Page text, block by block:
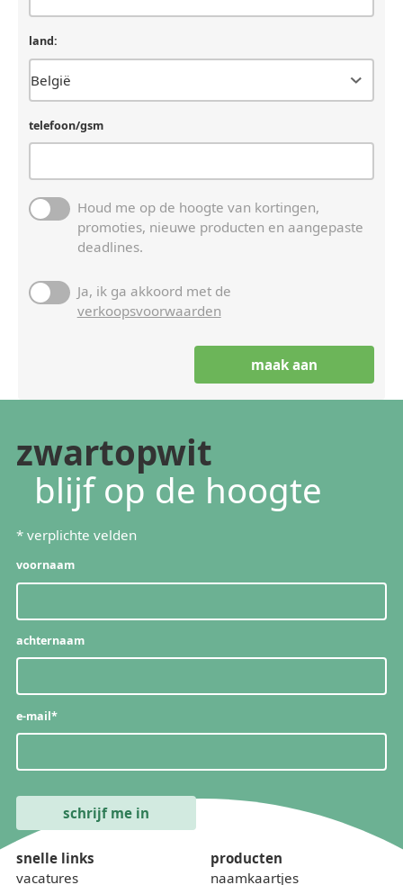
land:
telefoon/gsm
Houd me op de hoogte van kortingen,
promoties, nieuwe producten en aangepaste
deadlines.
Ja, ik ga akkoord met de
verkoopsvoorwaarden
zwartopwit
blijf op de hoogte
* verplichte velden
voornaam
achternaam
e-mail*
snelle links
vacatures
producten
naamkaartjes